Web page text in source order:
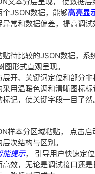
个JSON数据，能够高亮显
常和数据偏差，提高调试
贴待比较的JSON数据，系
图形式直观呈现。
展开、关键词定位和部分
用温暖色调和清晰图标标
记，使关键字段一目了然。
样本分区域粘贴， 点击启
次结构与区别。
能提示， 引导用户快速定位
高效，无论是调试接口还